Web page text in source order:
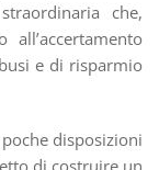
che,
e di risparmio
disposizioni
di costruire un